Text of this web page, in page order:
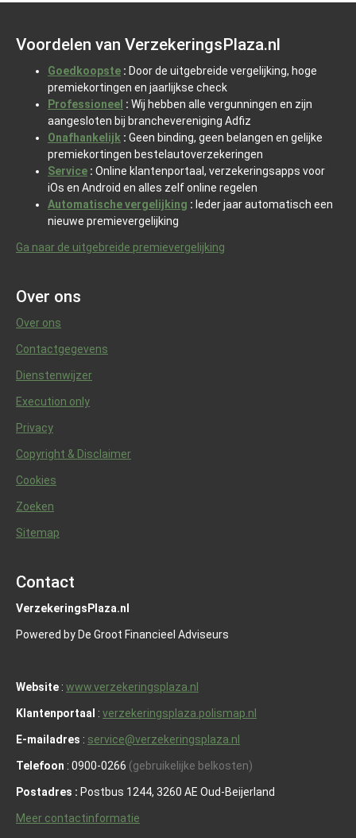
Voordelen van VerzekeringsPlaza.nl
Goedkoopste : Door de uitgebreide vergelijking, hoge
premiekortingen en jaarlijkse check
Professioneel : Wij hebben alle vergunningen en zijn
aangesloten bij branchevereniging Adfiz
Onafhankelijk : Geen binding, geen belangen en gelijke
premiekortingen bestelautoverzekeringen
Service : Online klantenportaal, verzekeringsapps voor
iOs en Android en alles zelf online regelen
Automatische vergelijking : Ieder jaar automatisch een
nieuwe premievergelijking
Ga naar de uitgebreide premievergelijking
Over ons
Over ons
Contactgegevens
Dienstenwijzer
Execution only
Privacy
Copyright & Disclaimer
Cookies
Zoeken
Sitemap
Contact
VerzekeringsPlaza.nl
Powered by De Groot Financieel Adviseurs
Website : www.verzekeringsplaza.nl
Klantenportaal : verzekeringsplaza.polismap.nl
E-mailadres : service@verzekeringsplaza.nl
Telefoon : 0900-0266 (gebruikelijke belkosten)
Postadres : Postbus 1244, 3260 AE Oud-Beijerland
Meer contactinformatie